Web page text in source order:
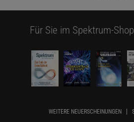
Für Sie im Spektrum-
WEITERE NEUERSCHEINUNGEN